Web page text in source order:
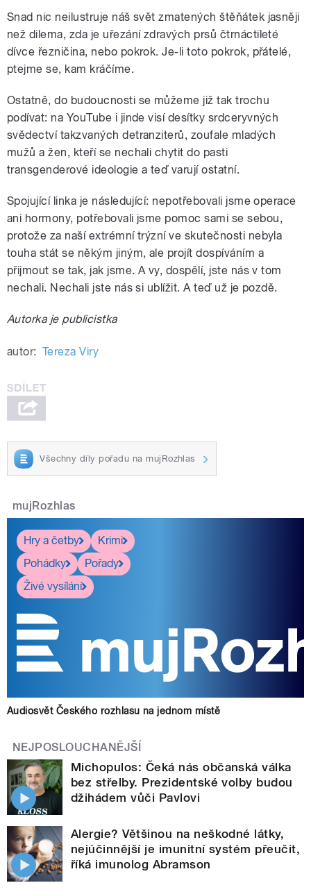
Snad nic neilustruje náš svět zmatených štěňátek jasněji
než dilema, zda je uřezání zdravých prsů čtrnáctileté
dívce řezničina, nebo pokrok. Je-li toto pokrok, přátelé,
ptejme se, kam kráčíme.
Ostatně, do budoucnosti se můžeme již tak trochu
podívat: na YouTube i jinde visí desítky srdceryvných
svědectví takzvaných detranziterů, zoufale mladých
mužů a žen, kteří se nechali chytit do pasti
transgenderové ideologie a teď varují ostatní.
Spojující linka je následující: nepotřebovali jsme operace
ani hormony, potřebovali jsme pomoc sami se sebou,
protože za naší extrémní trýzní ve skutečnosti nebyla
touha stát se někým jiným, ale projít dospíváním a
přijmout se tak, jak jsme. A vy, dospělí, jste nás v tom
nechali. Nechali jste nás si ublížit. A teď už je pozdě.
Autorka je publicistka
autor: Tereza Viry
Všechny díly pořadu na mujRozhlas
mujRozhlas
Hry a četby
Krimi
Pohádky
Pořady
Živé vysílání
Audiosvět Českého rozhlasu na jednom místě
NEJPOSLOUCHANĚJŠÍ
Michopulos: Čeká nás občanská válka
bez střelby. Prezidentské volby budou
džihádem vůči Pavlovi
Alergie? Většinou na neškodné látky,
nejúčinnější je imunitní systém přeučit,
říká imunolog Abramson